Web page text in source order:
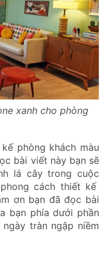
xanh cho phòng
phòng khách màu
bài viết này bạn sẽ
lá cây trong cuộc
cách thiết kế
ơn bạn đã đọc bài
bạn phía dưới phần
tràn ngập niềm